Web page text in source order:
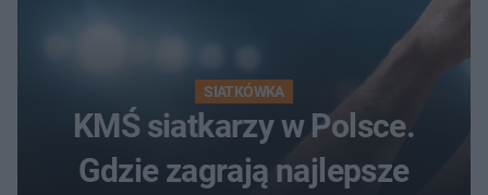
SIATKÓWKA
KMŚ siatkarzy w Polsce.
Gdzie zagrają najlepsze